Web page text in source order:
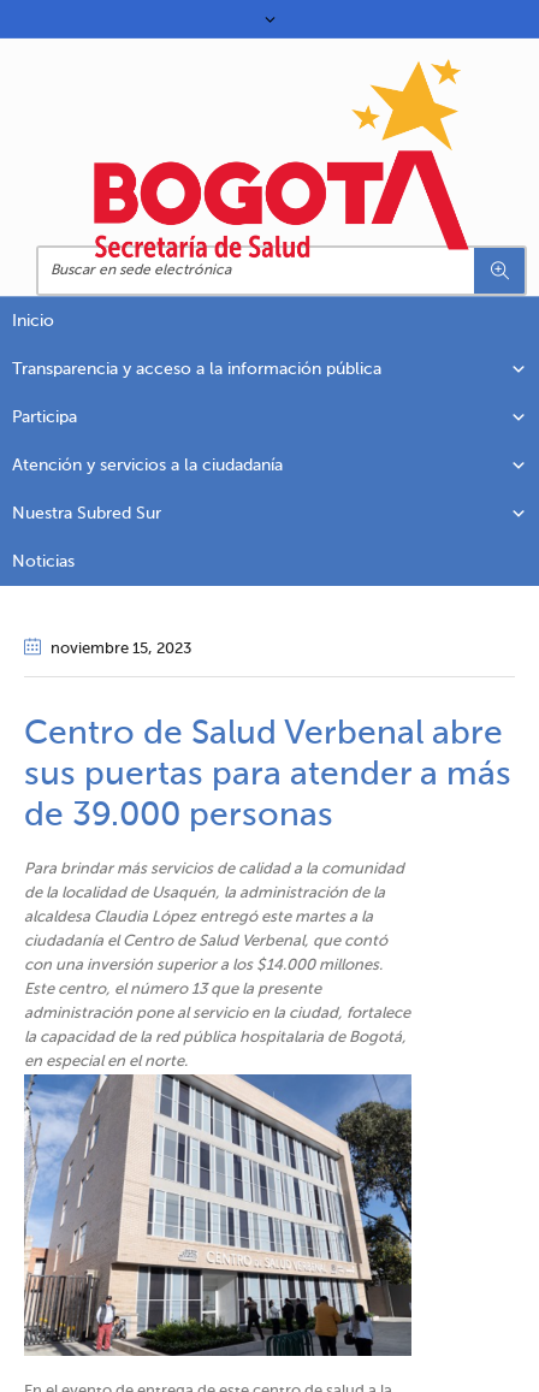
Inicio
Transparencia y acceso a la información pública
Participa
Atención y servicios a la ciudadanía
Nuestra Subred Sur
Noticias
noviembre 15, 2023
Centro de Salud Verbenal abre
sus puertas para atender a más
de 39.000 personas​​
Para brindar más servicios de calidad a la comunidad
de la localidad de Usaquén, la administración de la
alcaldesa Claudia López entregó este martes a la
ciudadanía el Centro de Salud Verbenal, que contó
con una inversión superior a los $14.000 millones.
Este centro, el número 13 que la presente
administración pone al servicio en la ciudad, fortalece
la capacidad de la red pública hospitalaria de Bogotá,
en especial en el norte.